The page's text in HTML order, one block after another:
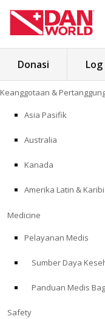
ke
konten
untuk:
KEANGGOTAAN &
SAFETY
PENDIDIKAN
PROGRAM
Donasi Log
Keanggotaan &
Asia Pasifik
Australia
Kanada
Amerika Latin &
Medicine
Pelayanan Medis
Sumber Daya
Panduan Medis
Safety